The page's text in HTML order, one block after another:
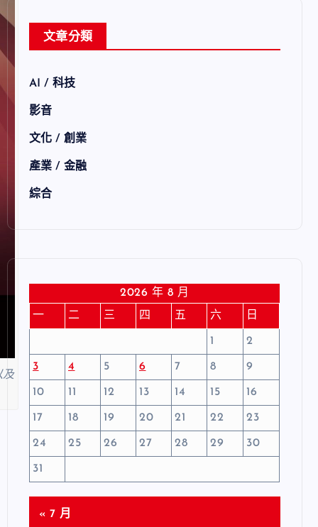
及
文章分類
AI / 科技
影音
文化 / 創業
產業 / 金融
綜合
2026 年 8 月
一
二 三 四 五 六 日
1 2
3 4 5 6 7 8 9
10 11 12 13 14 15 16
17 18 19 20 21 22 23
24 25 26 27 28 29 30
31
« 7 月